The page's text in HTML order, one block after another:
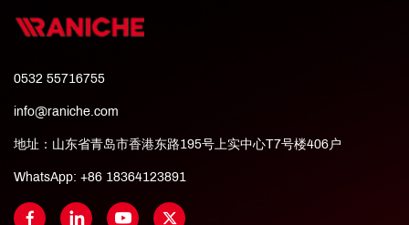
0532 55716755
info@raniche.com
地址：山东省青岛市香港东路195号上实中心T7号楼406户
WhatsApp: +86 18364123891